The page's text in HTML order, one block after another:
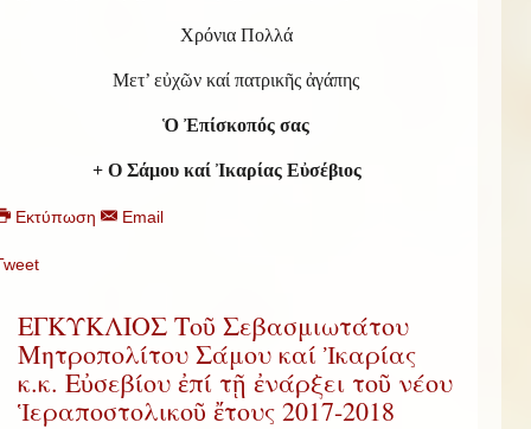
Χρόνια Πολλά
Μετ’ εὐχῶν καί πατρικῆς ἀγάπης
Ὁ Ἐπίσκοπός σας
+ Ο Σάμου καί Ἰκαρίας Εὐσέβιος
Εκτύπωση Email
ΕΓΚΥΚΛΙΟΣ Τοῦ Σεβασμιωτάτου
Μητροπολίτου Σάμου καί Ἰκαρίας
κ.κ. Εὐσεβίου ἐπί τῇ ἐνάρξει τοῦ νέου
Ἱεραποστολικοῦ ἔτους 2017-2018